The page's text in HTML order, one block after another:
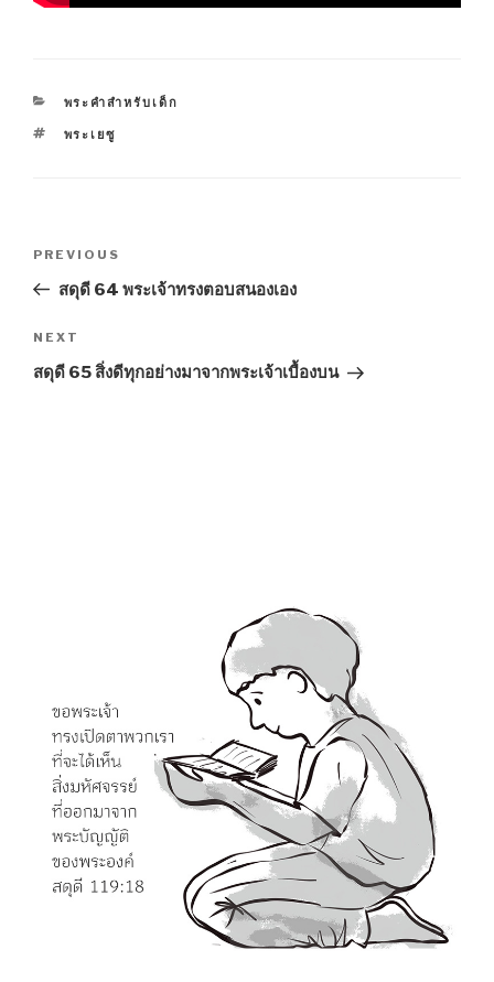
CATEGORIES
พระคำสำหรับเด็ก
TAGS
พระเยซู
Previous
Post
PREVIOUS
สดุดี 64 พระเจ้าทรงตอบสนองเอง
Next
Post
NEXT
สดุดี 65 สิ่งดีทุกอย่างมาจากพระเจ้าเบื้องบน